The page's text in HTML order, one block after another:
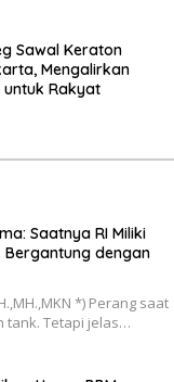
Sawal Keraton
Mengalirkan
untuk Rakyat
Saatnya RI Miliki
Bergantung dengan
*) Perang saat
tank. Tetapi jelas…